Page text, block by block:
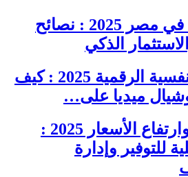
العقارات في مصر 2025 : نصائح
الذكي
الصحة النفسية الرقمية 2025 : كيف
ميديا على…
الاقتصاد وارتفاع الأسعار 2025 :
للتوفير وإدارة